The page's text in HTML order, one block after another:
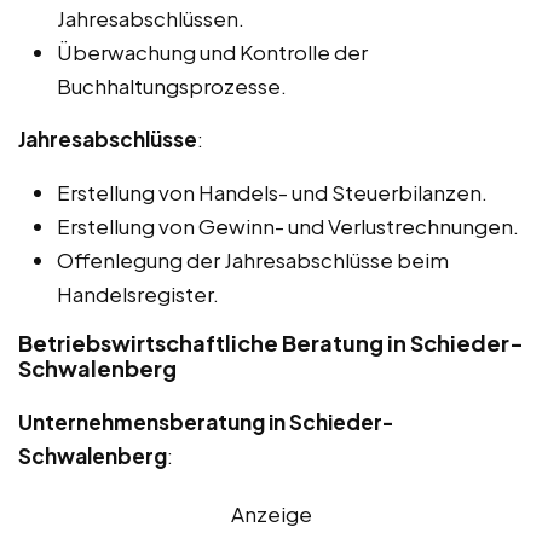
Jahresabschlüssen.
Überwachung und Kontrolle der
Buchhaltungsprozesse.
Jahresabschlüsse:
Erstellung von Handels- und Steuerbilanzen.
Erstellung von Gewinn- und Verlustrechnungen.
Offenlegung der Jahresabschlüsse beim
Handelsregister.
Betriebswirtschaftliche Beratung in Schieder-
Schwalenberg
Unternehmensberatung in Schieder-
Schwalenberg:
Anzeige